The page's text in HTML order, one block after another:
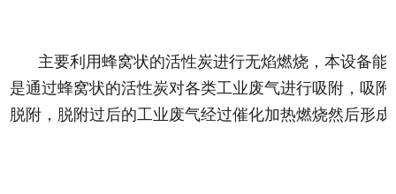
主要利用蜂窝状的活性炭进行无焰燃烧，本设备
是通过蜂窝状的活性炭对各类工业废气进行吸附，吸
脱附，脱附过后的工业废气经过催化加热燃烧然后形